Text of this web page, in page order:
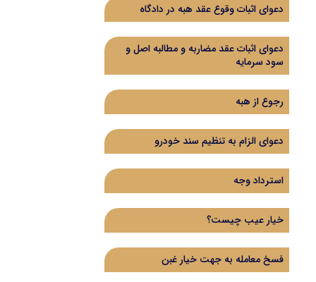
دعوای اثبات وقوع عقد هبه در دادگاه
دعوای اثبات عقد مضاربه و مطالبه اصل و
سود سرمایه
رجوع از هبه
دعوای الزام به تنظیم سند خودرو
استرداد وجه
خیار عیب چیست؟
فسخ معامله به جهت خیار غبن